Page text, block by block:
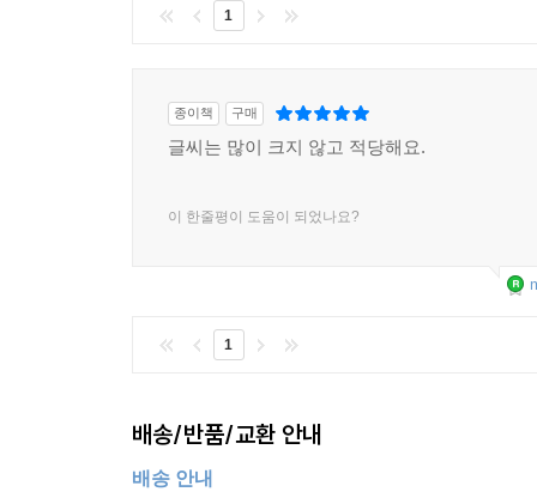
1
종이책 구매
글씨는 많이 크지 않고 적당해요.
이 한줄평이 도움이 되었나요?
1
배송/반품/교환 안내
배송 안내